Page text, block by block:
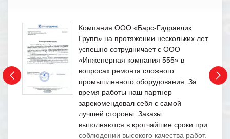
Компания ООО «Барс-Гидравлик
Групп» на протяжении нескольких лет
успешно сотрудничает с ООО
«Инженерная компания 555» в
вопросах ремонта сложного
промышленного оборудования. За
время работы наш партнер
зарекомендовал себя с самой
лучшей стороны. Заказы
выполняются в кротчайшие сроки при
соблюдении высокого качества работ.